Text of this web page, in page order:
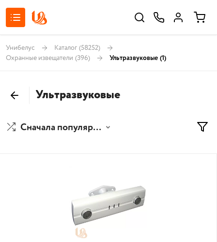
Унибелус Каталог (58252)
Охранные извещатели (396) Ультразвуковые (1)
Ультразвуковые
Сначала популярные